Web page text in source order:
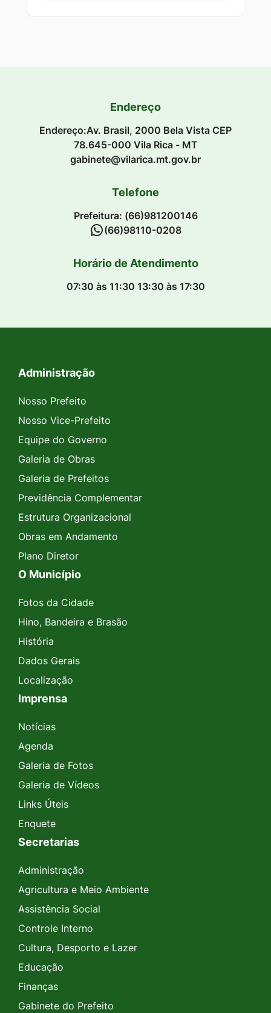
Endereço
Endereço:Av. Brasil, 2000 Bela Vista CEP
78.645-000 Vila Rica - MT
gabinete@vilarica.mt.gov.br
Telefone
Prefeitura: (66)981200146
(66)98110-0208
Horário de Atendimento
07:30 às 11:30 13:30 às 17:30
Seção do Rodapé e Contato
Administração
Nosso Prefeito
Nosso Vice-Prefeito
Equipe do Governo
Galeria de Obras
Galeria de Prefeitos
Previdência Complementar
Estrutura Organizacional
Obras em Andamento
Plano Diretor
O Município
Fotos da Cidade
Hino, Bandeira e Brasão
História
Dados Gerais
Localização
Imprensa
Notícias
Agenda
Galeria de Fotos
Galeria de Vídeos
Links Úteis
Enquete
Secretarias
Administração
Agricultura e Meio Ambiente
Assistência Social
Controle Interno
Cultura, Desporto e Lazer
Educação
Finanças
Gabinete do Prefeito